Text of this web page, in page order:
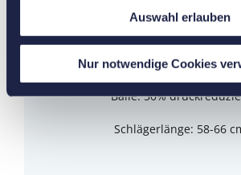
Auswahl erlauben
Nur notwendige Cookies
Midcourt: 18m x 6,40m
Bälle: 50%
Schlägerlänge: 58-66